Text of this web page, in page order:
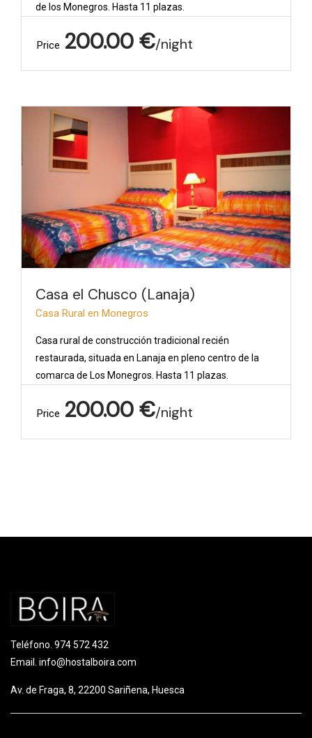
de los Monegros. Hasta 11 plazas.
Price 200.00 € night
Casa el Chusco (Lanaja)
Casa Rural en Monegros
Casa rural de construcción tradicional recién
restaurada, situada en Lanaja en pleno centro de la
comarca de Los Monegros. Hasta 11 plazas.
Price 200.00 € night
Teléfono. 974 572 432
Email. info@hostalboira.com
Av. de Fraga, 8, 22200 Sariñena, Huesca